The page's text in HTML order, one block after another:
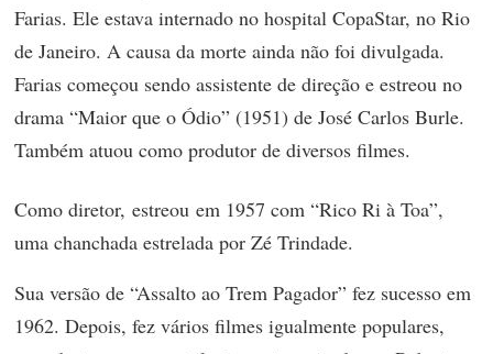
Farias. Ele estava internado no hospital CopaStar, no Rio
de Janeiro. A causa da morte ainda não foi divulgada.
Farias começou sendo assistente de direção e estreou no
drama “Maior que o Ódio” (1951) de José Carlos Burle.
Também atuou como produtor de diversos filmes.
Como diretor, estreou em 1957 com “Rico Ri à Toa”,
uma chanchada estrelada por Zé Trindade.
Sua versão de “Assalto ao Trem Pagador” fez sucesso em
1962. Depois, fez vários filmes igualmente populares,